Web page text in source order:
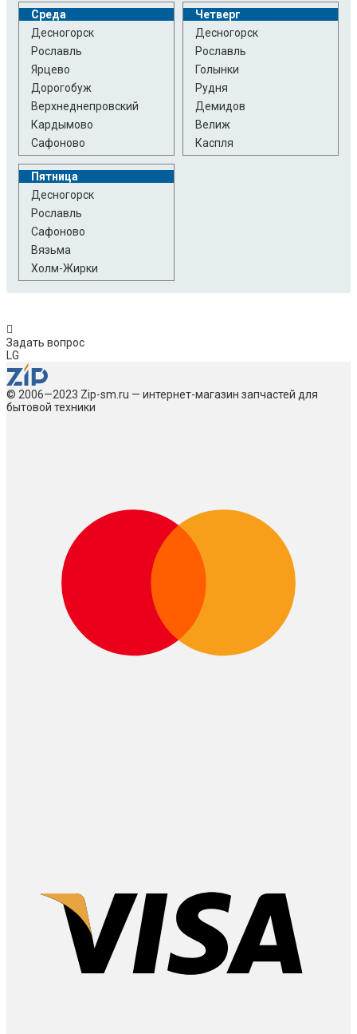
Среда
Десногорск
Рославль
Ярцево
Дорогобуж
Верхнеднепровский
Кардымово
Сафоново
Четверг
Десногорск
Рославль
Голынки
Рудня
Демидов
Велиж
Каспля
Пятница
Десногорск
Рославль
Сафоново
Вязьма
Холм-Жирки
Задать вопрос
LG
© 2006—2023 Zip-sm.ru — интернет-магазин запчастей для
бытовой техники